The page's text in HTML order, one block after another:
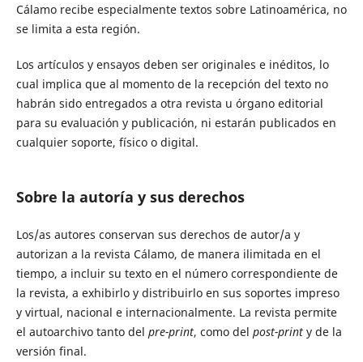
Cálamo recibe especialmente textos sobre Latinoamérica, no
se limita a esta región.
Los artículos y ensayos deben ser originales e inéditos, lo
cual implica que al momento de la recepción del texto no
habrán sido entregados a otra revista u órgano editorial
para su evaluación y publicación, ni estarán publicados en
cualquier soporte, físico o digital.
Sobre la autoría y sus derechos
Los/as autores conservan sus derechos de autor/a y
autorizan a la revista Cálamo, de manera ilimitada en el
tiempo, a incluir su texto en el número correspondiente de
la revista, a exhibirlo y distribuirlo en sus soportes impreso
y virtual, nacional e internacionalmente. La revista permite
el autoarchivo tanto del pre-print, como del post-printy de la
versión final.